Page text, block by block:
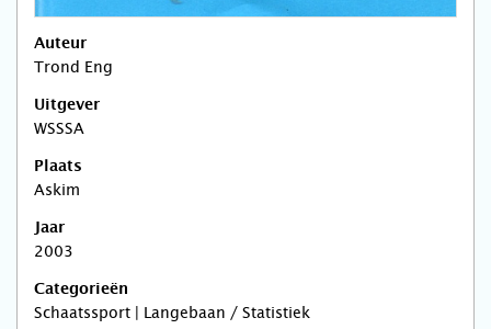
Auteur
Trond Eng
Uitgever
WSSSA
Plaats
Askim
Jaar
2003
Categorieën
Schaatssport | Langebaan / Statistiek